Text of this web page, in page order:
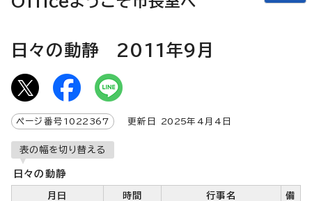
日々の動静 2011年9月
ページ番号 1022367 更新日 2025年4月4日
表の幅を切り替える
日々の動静
月日 時間 行事名
備